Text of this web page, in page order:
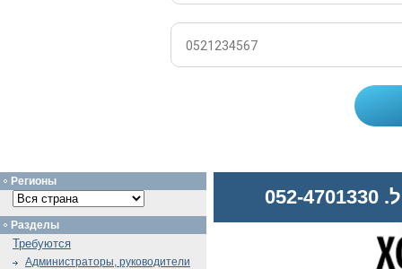
Регионы
Разделы
Требуются
Администраторы, руководители